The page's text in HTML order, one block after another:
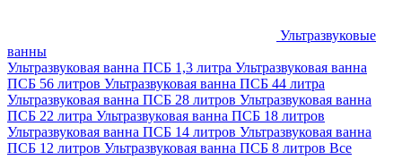
Ультразвуковые
ванны
Ультразвуковая ванна ПСБ 1,3 литра Ультразвуковая ванна
ПСБ 56 литров Ультразвуковая ванна ПСБ 44 литра
Ультразвуковая ванна ПСБ 28 литров Ультразвуковая ванна
ПСБ 22 литра Ультразвуковая ванна ПСБ 18 литров
Ультразвуковая ванна ПСБ 14 литров Ультразвуковая ванна
ПСБ 12 литров Ультразвуковая ванна ПСБ 8 литров Все